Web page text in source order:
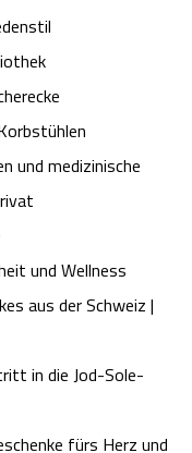
Park
und medizinische
und Wellness
aus der Schweiz |
in die Jod-Sole-
fürs Herz und